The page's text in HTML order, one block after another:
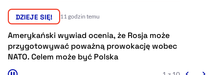
Ułatwienia dostępności wspierają:
DZIEJE SIĘ! 11 godzin temu
Amerykański wywiad ocenia, że Rosja może
przygotowywać poważną prowokację wobec
NATO. Celem może być Polska